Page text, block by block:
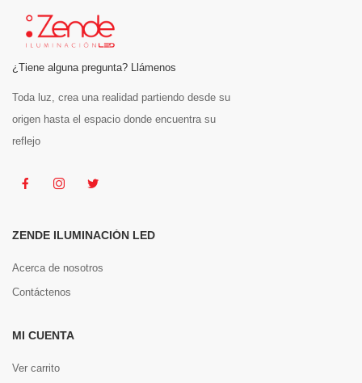
¿Tiene alguna pregunta? Llámenos
Toda luz, crea una realidad partiendo desde su
origen hasta el espacio donde encuentra su
reflejo
ZENDE ILUMINACIÓN LED
Acerca de nosotros
Contáctenos
MI CUENTA
Ver carrito